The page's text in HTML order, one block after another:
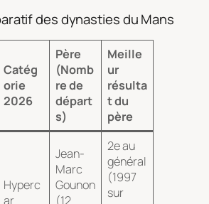
des dynasties du Mans
Catég
orie
2026
Père
(Nomb
re de
départ
s)
Meille
ur
résulta
t du
père
Hyperc
ar
Jean-
Marc
Gounon
(12
2e au
général
(1997
sur